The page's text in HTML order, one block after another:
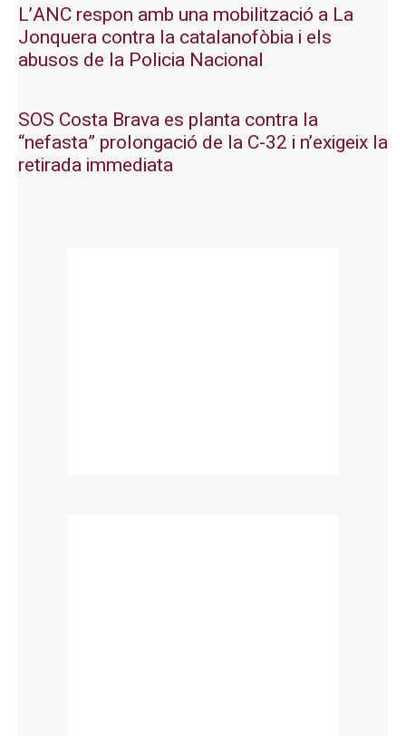
L’ANC respon amb una mobilització a La
Jonquera contra la catalanofòbia i els
abusos de la Policia Nacional
SOS Costa Brava es planta contra la
“nefasta” prolongació de la C-32 i n’exigeix la
retirada immediata